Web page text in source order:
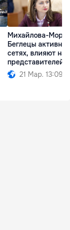
Михайлова-
Беглецы активны
сетях, влияют на
представителей
21 Мар. 13:09